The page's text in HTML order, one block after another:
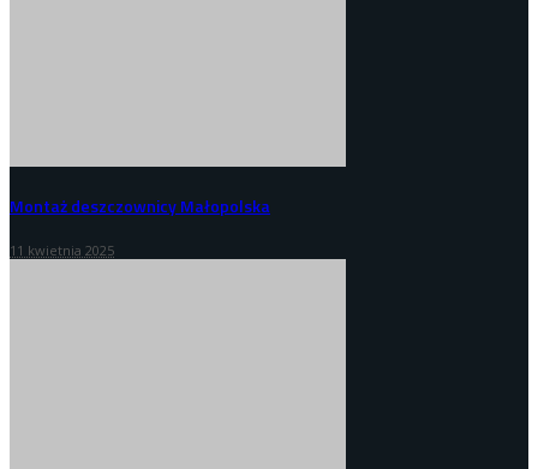
Montaż deszczownicy Małopolska
11 kwietnia 2025